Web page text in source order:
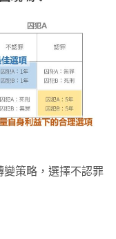
變策略，選擇不認罪